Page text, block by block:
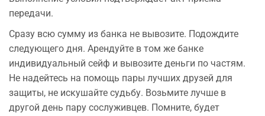
передачи.
Сразу всю сумму из банка не вывозите. Подождите
следующего дня. Арендуйте в том же банке
индивидуальный сейф и вывозите деньги по частям.
Не надейтесь на помощь пары лучших друзей для
защиты, не искушайте судьбу. Возьмите лучше в
другой день пару сослуживцев. Помните, будет